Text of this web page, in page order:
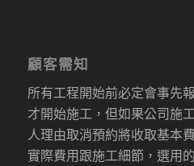
顧客需知
所有工程開始前必定會事先
才開始施工，但如果公司施
人理由取消預約將收取基本
實際費用跟施工細節，選用